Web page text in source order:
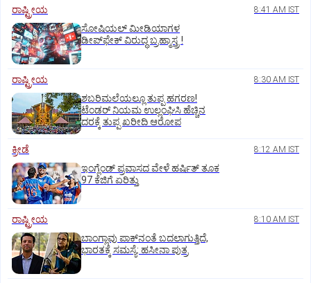
ರಾಷ್ಟ್ರೀಯ 8:41 AM IST
ಸೋಷಿಯಲ್‌ ಮೀಡಿಯಾಗಳ
ಡೀಪ್‌ಫೇಕ್‌ ವಿರುದ್ಧ ಬ್ರಹ್ಮಾಸ್ತ್ರ !
ರಾಷ್ಟ್ರೀಯ 8:30 AM IST
ಶಬರಿಮಲೆಯಲ್ಲೂ ತುಪ್ಪ ಹಗರಣ!
ಟೆಂಡರ್‌ ನಿಯಮ ಉಲ್ಲಂಘಿಸಿ ಹೆಚ್ಚಿನ
ದರಕ್ಕೆ ತುಪ್ಪ ಖರೀದಿ ಆರೋಪ
ಕ್ರೀಡೆ 8:12 AM IST
ಇಂಗ್ಲೆಂಡ್‌ ಪ್ರವಾಸದ ವೇಳೆ ಹರ್ಷಿತ್‌ ತೂಕ
97 ಕೆಜಿಗೆ ಏರಿತ್ತು
ರಾಷ್ಟ್ರೀಯ 8:10 AM IST
ಬಾಂಗ್ಲಾವು ಪಾಕ್‌ನಂತೆ ಬದಲಾಗುತ್ತಿದೆ,
ಭಾರತಕ್ಕೆ ಸಮಸ್ಯೆ: ಹಸೀನಾ ಪುತ್ರ